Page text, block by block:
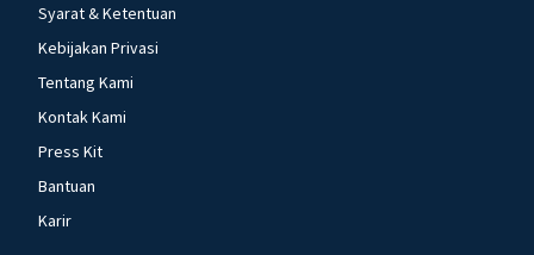
Syarat & Ketentuan
Kebijakan Privasi
Tentang Kami
Kontak Kami
Press Kit
Bantuan
Karir